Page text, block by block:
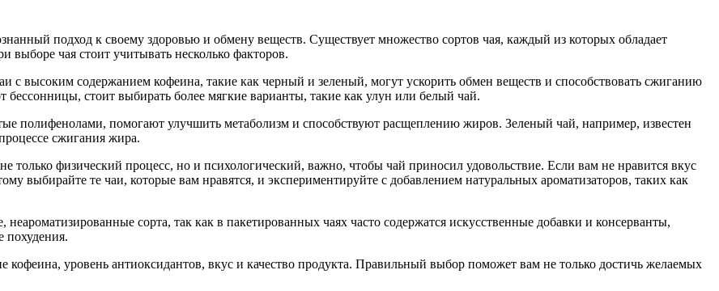
подход к своему здоровью и обмену веществ. Существует множество сортов чая, каждый из которых обладает
чая стоит учитывать несколько факторов.
с высоким содержанием кофеина, такие как черный и зеленый, могут ускорить обмен веществ и способствовать сжиганию
стоит выбирать более мягкие варианты, такие как улун или белый чай.
полифенолами, помогают улучшить метаболизм и способствуют расщеплению жиров. Зеленый чай, например, известен
сжигания жира.
только физический процесс, но и психологический, важно, чтобы чай приносил удовольствие. Если вам не нравится вкус
выбирайте те чаи, которые вам нравятся, и экспериментируйте с добавлением натуральных ароматизаторов, таких как
сорта, так как в пакетированных чаях часто содержатся искусственные добавки и консерванты,
похудения.
уровень антиоксидантов, вкус и качество продукта. Правильный выбор поможет вам не только достичь желаемых